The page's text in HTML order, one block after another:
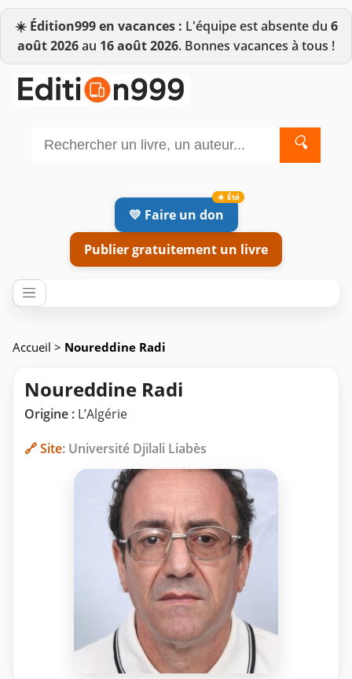
☀️ Édition999 en vacances : L'équipe est absente du 6
août 2026au 16 août 2026. Bonnes vacances à tous !
🔍
💛 Faire un don
Publier gratuitement un livre
Accueil > Noureddine Radi
Noureddine Radi
Origine : L’Algérie
🔗 Site: Université Djilali Liabès